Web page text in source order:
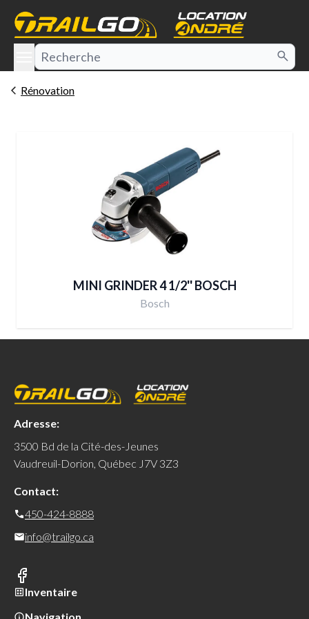
menu
Rénovation
MINI GRINDER 4 1/2'' BOSCH
Bosch
Adresse:
3500 Bd de la Cité-des-Jeunes
Vaudreuil-Dorion, Québec J7V 3Z3
Contact:
450-424-8888
info@trailgo.ca
Inventaire